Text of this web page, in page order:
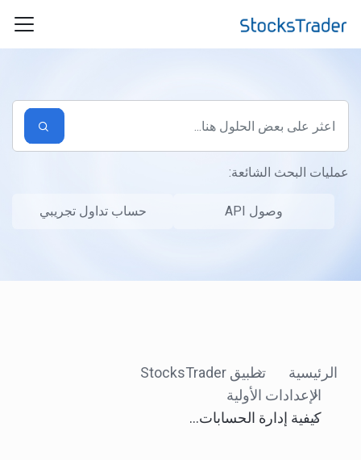
عمليات البحث الشائعة:
وصول API حساب تداول تجريبي
الرئيسية
تطبيق StocksTrader
الإعدادات الأولية
كيفية إدارة الحسابات الجديدة وفتحها في التطبيق